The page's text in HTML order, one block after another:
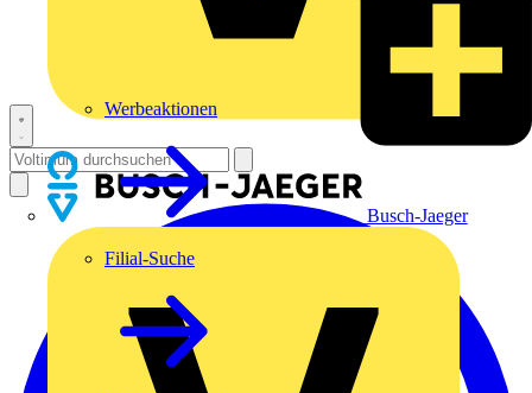
Busch-Jaeger
Werbeaktionen
Filial-Suche